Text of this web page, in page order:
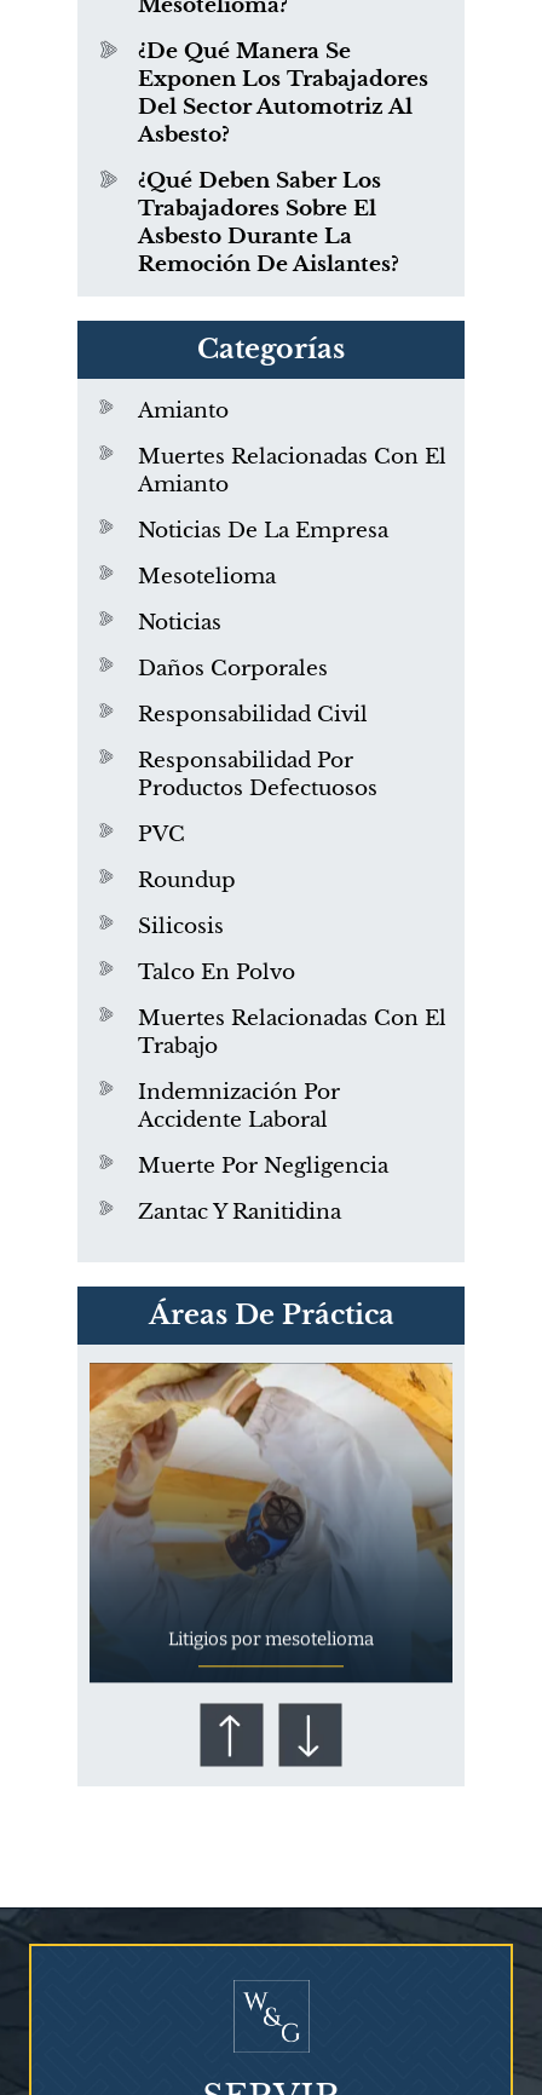
Mesotelioma?
¿De Qué Manera Se
Exponen Los Trabajadores
Del Sector Automotriz Al
Asbesto?
¿Qué Deben Saber Los
Trabajadores Sobre El
Asbesto Durante La
Remoción De Aislantes?
Categorías
Amianto
Muertes Relacionadas Con El
Amianto
Noticias De La Empresa
Mesotelioma
Noticias
Daños Corporales
Responsabilidad Civil
Responsabilidad Por
Productos Defectuosos
PVC
Roundup
Silicosis
Talco En Polvo
Muertes Relacionadas Con El
Trabajo
Indemnización Por
Accidente Laboral
Muerte Por Negligencia
Zantac Y Ranitidina
Áreas De Práctica
PVC Cloruro de polivinilo
Exposición
Litigios por mesotelioma
¿Quién corre el riesgo de